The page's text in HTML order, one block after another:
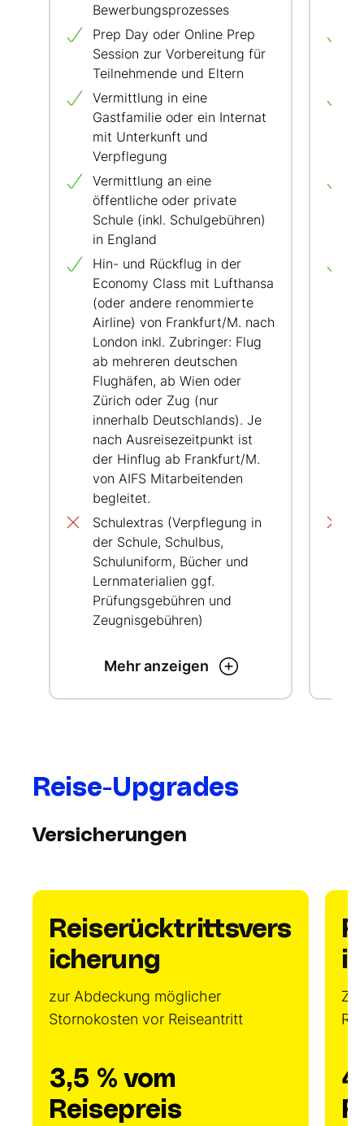
Bewerbungsprozesses
Prep Day oder Online Prep
Session zur Vorbereitung für
Teilnehmende und Eltern
Vermittlung in eine
Gastfamilie oder ein Internat
mit Unterkunft und
Verpflegung
Vermittlung an eine
öffentliche oder private
Schule (inkl. Schulgebühren)
in England
Hin- und Rückflug in der
Economy Class mit Lufthansa
(oder andere renommierte
Airline) von Frankfurt/M. nach
London inkl. Zubringer: Flug
ab mehreren deutschen
Flughäfen, ab Wien oder
Zürich oder Zug (nur
innerhalb Deutschlands). Je
nach Ausreisezeitpunkt ist
der Hinflug ab Frankfurt/M.
von AIFS Mitarbeitenden
begleitet.
Schulextras (Verpflegung in
der Schule, Schulbus,
Schuluniform, Bücher und
Lernmaterialien ggf.
Prüfungsgebühren und
Zeugnisgebühren)
Mehr anzeigen
Reise-Upgrades
Versicherungen
Reiserücktrittsvers
icherung
zur Abdeckung möglicher
Stornokosten vor Reiseantritt
3,5 % vom
Reisepreis